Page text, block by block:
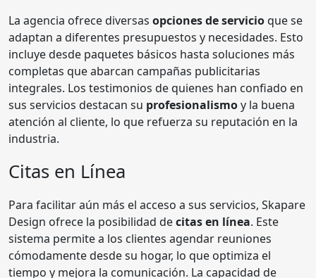
La agencia ofrece diversas opciones de servicioque se
adaptan a diferentes presupuestos y necesidades. Esto
incluye desde paquetes básicos hasta soluciones más
completas que abarcan campañas publicitarias
integrales. Los testimonios de quienes han confiado en
sus servicios destacan su profesionalismoy la buena
atención al cliente, lo que refuerza su reputación en la
industria.
Citas en Línea
Para facilitar aún más el acceso a sus servicios, Skapare
Design ofrece la posibilidad decitas en línea. Este
sistema permite a los clientes agendar reuniones
cómodamente desde su hogar, lo que optimiza el
tiempo y mejora la comunicación. La capacidad de